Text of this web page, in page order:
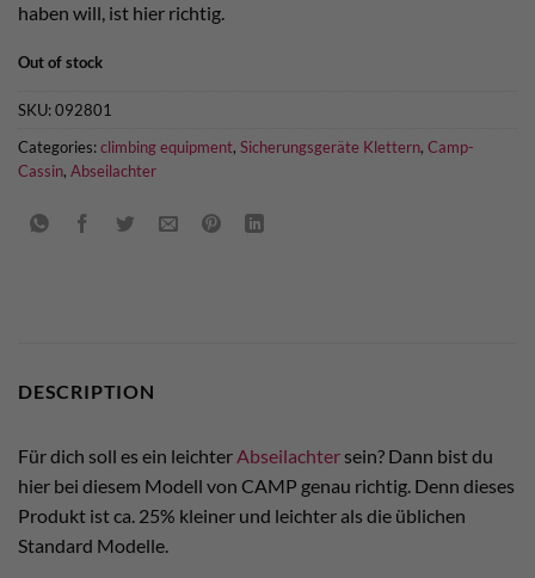
haben will, ist hier richtig.
Out of stock
SKU:092801
Categories:climbing equipment, Sicherungsgeräte Klettern, Camp-
Cassin, Abseilachter
DESCRIPTION
Für dich soll es ein leichterAbseilachter sein? Dann bist du
hier bei diesem Modell von CAMP genau richtig. Denn dieses
Produkt ist ca. 25% kleiner und leichter als die üblichen
Standard Modelle.